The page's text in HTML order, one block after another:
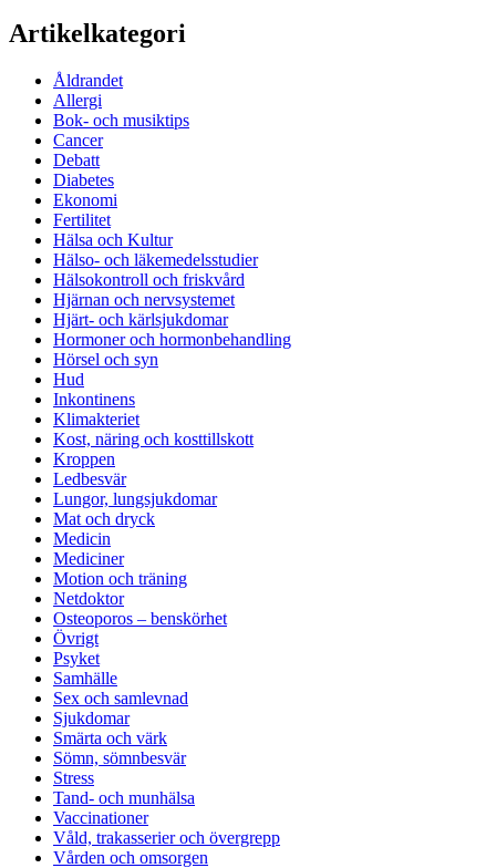
Artikelkategori
Åldrandet
Allergi
Bok- och musiktips
Cancer
Debatt
Diabetes
Ekonomi
Fertilitet
Hälsa och Kultur
Hälso- och läkemedelsstudier
Hälsokontroll och friskvård
Hjärnan och nervsystemet
Hjärt- och kärlsjukdomar
Hormoner och hormonbehandling
Hörsel och syn
Hud
Inkontinens
Klimakteriet
Kost, näring och kosttillskott
Kroppen
Ledbesvär
Lungor, lungsjukdomar
Mat och dryck
Medicin
Mediciner
Motion och träning
Netdoktor
Osteoporos – benskörhet
Övrigt
Psyket
Samhälle
Sex och samlevnad
Sjukdomar
Smärta och värk
Sömn, sömnbesvär
Stress
Tand- och munhälsa
Vaccinationer
Våld, trakasserier och övergrepp
Vården och omsorgen